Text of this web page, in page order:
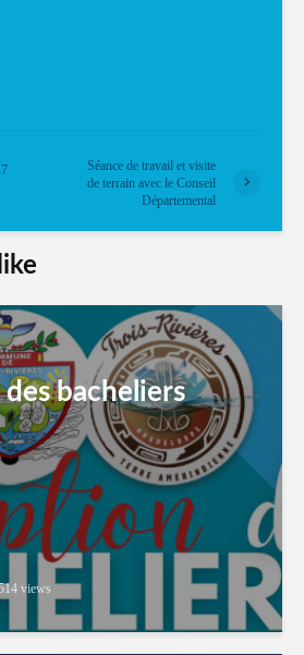
Séance de travail et visite
de terrain avec le Conseil
Départemental
bacheliers
views